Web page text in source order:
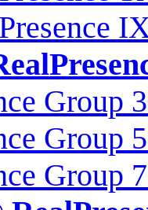
Group
Group
Group